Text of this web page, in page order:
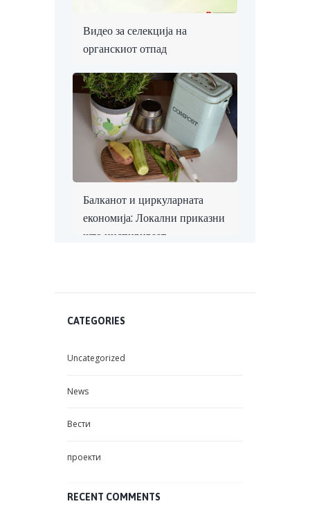
Видео за селекција на
органскиот отпад
Балканот и циркуларната
економија: Локални приказни
што инспирираат
CATEGORIES
Uncategorized
News
Вести
проекти
RECENT COMMENTS